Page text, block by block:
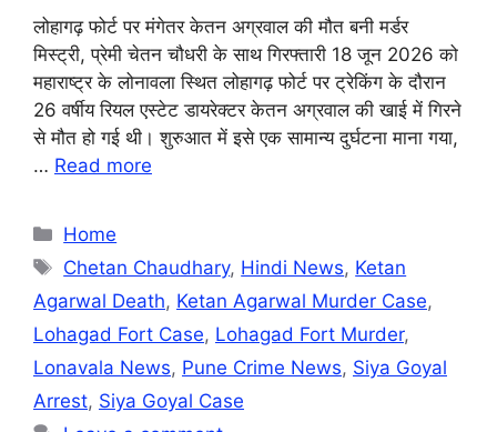
लोहागढ़ फोर्ट पर मंगेतर केतन अग्रवाल की मौत बनी मर्डर
मिस्ट्री, प्रेमी चेतन चौधरी के साथ गिरफ्तारी 18 जून 2026 को
महाराष्ट्र के लोनावला स्थित लोहागढ़ फोर्ट पर ट्रेकिंग के दौरान
26 वर्षीय रियल एस्टेट डायरेक्टर केतन अग्रवाल की खाई में गिरने
से मौत हो गई थी। शुरुआत में इसे एक सामान्य दुर्घटना माना गया,
… Read more
Categories
Home
Tags
Chetan Chaudhary, Hindi News, Ketan
Agarwal Death, Ketan Agarwal Murder Case,
Lohagad Fort Case, Lohagad Fort Murder,
Lonavala News, Pune Crime News, Siya Goyal
Arrest, Siya Goyal Case